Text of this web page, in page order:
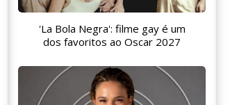
'La Bola Negra': filme gay é um
dos favoritos ao Oscar 2027